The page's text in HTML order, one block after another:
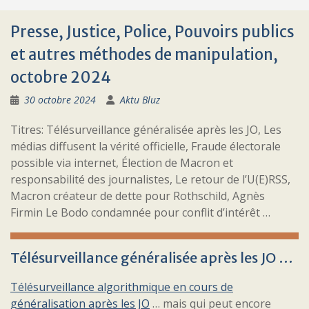
Presse, Justice, Police, Pouvoirs publics
et autres méthodes de manipulation,
octobre 2024
30 octobre 2024 Aktu Bluz
Titres: Télésurveillance généralisée après les JO, Les
médias diffusent la vérité officielle, Fraude électorale
possible via internet, Élection de Macron et
responsabilité des journalistes, Le retour de l’U(E)RSS,
Macron créateur de dette pour Rothschild, Agnès
Firmin Le Bodo condamnée pour conflit d’intérêt …
Télésurveillance généralisée après les JO …
Télésurveillance algorithmique en cours de
généralisation après les JO … mais qui peut encore